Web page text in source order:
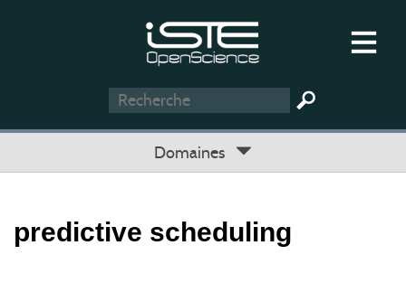
Domaines
predictive scheduling